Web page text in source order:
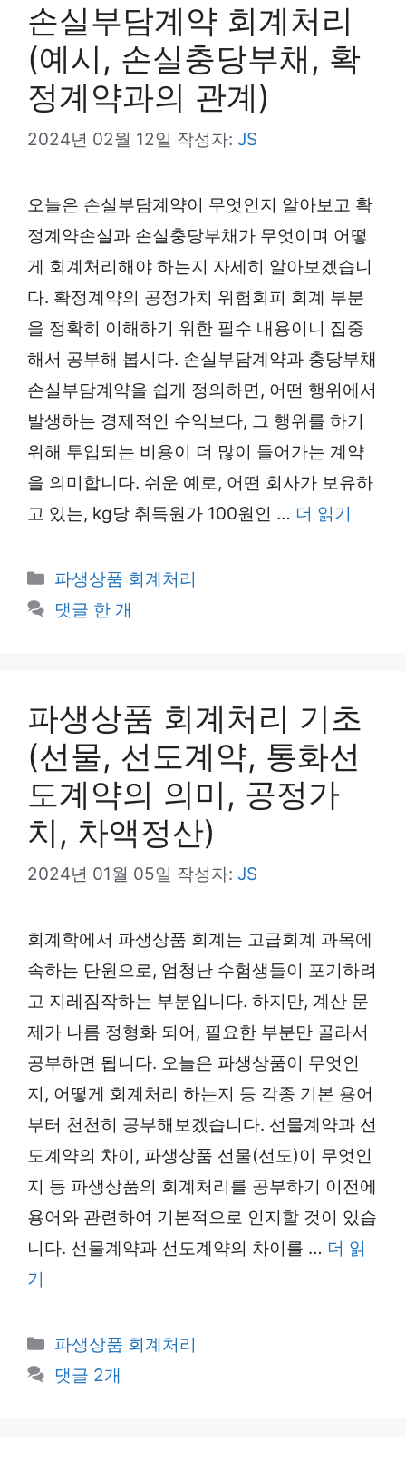
손실부담계약 회계처리
(예시, 손실충당부채, 확
정계약과의 관계)
2024년 02월 12일 작성자: JS
오늘은 손실부담계약이 무엇인지 알아보고 확
정계약손실과 손실충당부채가 무엇이며 어떻
게 회계처리해야 하는지 자세히 알아보겠습니
다. 확정계약의 공정가치 위험회피 회계 부분
을 정확히 이해하기 위한 필수 내용이니 집중
해서 공부해 봅시다. 손실부담계약과 충당부채
손실부담계약을 쉽게 정의하면, 어떤 행위에서
발생하는 경제적인 수익보다, 그 행위를 하기
위해 투입되는 비용이 더 많이 들어가는 계약
을 의미합니다. 쉬운 예로, 어떤 회사가 보유하
고 있는, kg당 취득원가 100원인 … 더 읽기
카
테
고
파생상품 회계처리
댓글 한 개
파생상품 회계처리 기초
(선물, 선도계약, 통화선
도계약의 의미, 공정가
치, 차액정산)
2024년 01월 05일 작성자: JS
회계학에서 파생상품 회계는 고급회계 과목에
속하는 단원으로, 엄청난 수험생들이 포기하려
고 지레짐작하는 부분입니다. 하지만, 계산 문
제가 나름 정형화 되어, 필요한 부분만 골라서
공부하면 됩니다. 오늘은 파생상품이 무엇인
지, 어떻게 회계처리 하는지 등 각종 기본 용어
부터 천천히 공부해보겠습니다. 선물계약과 선
도계약의 차이, 파생상품 선물(선도)이 무엇인
지 등 파생상품의 회계처리를 공부하기 이전에
용어와 관련하여 기본적으로 인지할 것이 있습
니다. 선물계약과 선도계약의 차이를 … 더 읽
기
카
테
파생상품 회계처리
댓글 2개